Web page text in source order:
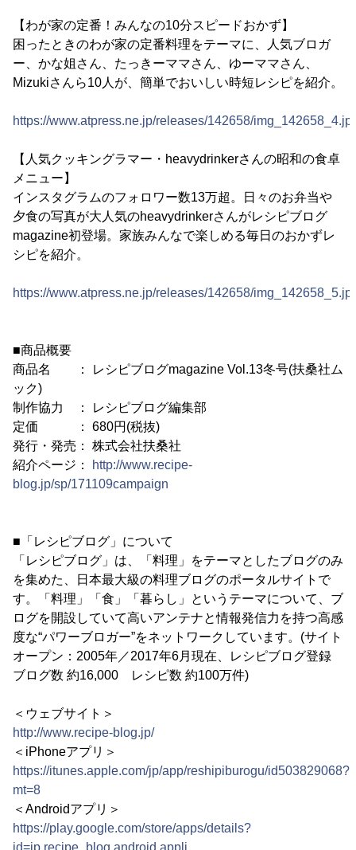
【わが家の定番！みんなの10分スピードおかず】
困ったときのわが家の定番料理をテーマに、人気ブロガ
ー、かな姐さん、たっきーママさん、ゆーママさん、
Mizukiさんら10人が、簡単でおいしい時短レシピを紹介。
https://www.atpress.ne.jp/releases/142658/
【人気クッキングラマー・heavydrinkerさんの昭和の食卓
メニュー】
インスタグラムのフォロワー数13万超。日々のお弁当や
夕食の写真が大人気のheavydrinkerさんがレシピブログ
magazine初登場。家族みんなで楽しめる毎日のおかずレ
シピを紹介。
https://www.atpress.ne.jp/releases/142658/
■商品概要
商品名 ： レシピブログmagazine Vol.13冬号(扶桑社ム
ック)
制作協力 ： レシピブログ編集部
定価 ： 680円(税抜)
発行・発売： 株式会社扶桑社
紹介ページ：
http://www.recipe-
blog.jp/sp/171109campaign
■「レシピブログ」について
「レシピブログ」は、「料理」をテーマとしたブログのみ
を集めた、日本最大級の料理ブログのポータルサイトで
す。「料理」「食」「暮らし」というテーマについて、ブ
ログを開設していて高いアンテナと情報発信力を持つ高感
度な“パワーブロガー”をネットワークしています。(サイト
オープン：2005年／2017年6月現在、レシピブログ登録
ブログ数 約16,000 レシピ数 約100万件)
＜ウェブサイト＞
http://www.recipe-blog.jp/
＜iPhoneアプリ＞
https://itunes.apple.com/jp/app/reshipiburogu/id503829068?
mt=8
＜Androidアプリ＞
https://play.google.com/store/apps/details?